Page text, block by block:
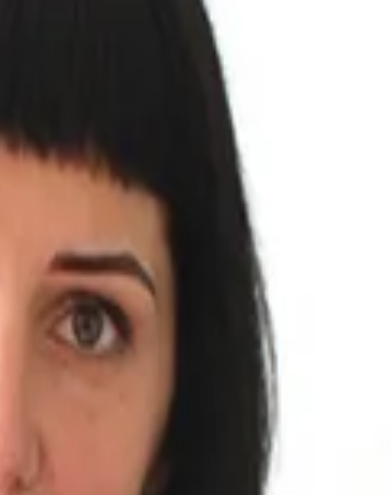
обеспечивая защиту ваших
исполнения судебных решений и
в сложных юридических
также содействие в подготовке и подаче
профессионалов. Например, если у вас
актом о невозможности взыскания, наши
средств и списаний на счет по
в сфере исполнительного производства,
и поддержку. Обращайтесь к нам